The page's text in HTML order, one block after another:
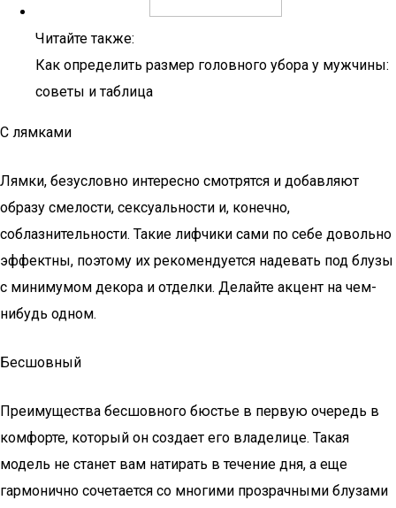
Читайте также:
Как определить размер головного убора у мужчины:
советы и таблица
С лямками
Лямки, безусловно интересно смотрятся и добавляют
образу смелости, сексуальности и, конечно,
соблазнительности. Такие лифчики сами по себе довольно
эффектны, поэтому их рекомендуется надевать под блузы
с минимумом декора и отделки. Делайте акцент на чем-
нибудь одном.
Бесшовный
Преимущества бесшовного бюстье в первую очередь в
комфорте, который он создает его владелице. Такая
модель не станет вам натирать в течение дня, а еще
гармонично сочетается со многими прозрачными блузами